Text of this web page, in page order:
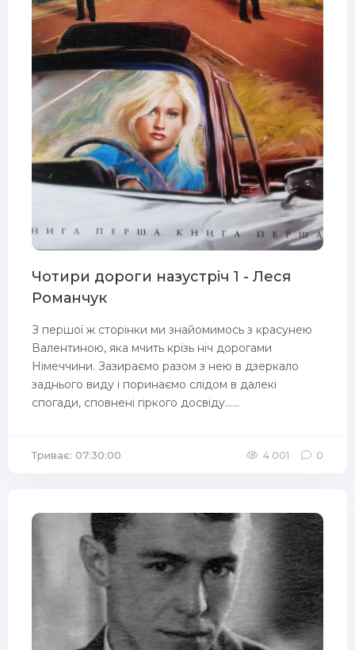
Чотири дороги назустріч 1 - Леся
Романчук
З першої ж сторінки ми знайомимось з красунею
Валентиною, яка мчить крізь ніч дорогами
Німеччини. Зазираємо разом з нею в дзеркало
заднього виду і поринаємо слідом в далекі
спогади, сповнені гіркого досвіду…...
Триває: 07:30:00 4 001 0